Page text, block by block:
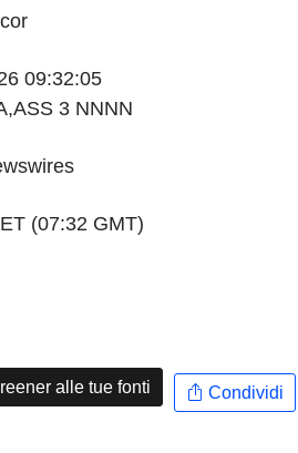
09:32:05
3 NNNN
(07:32 GMT)
alle tue fonti Condividi